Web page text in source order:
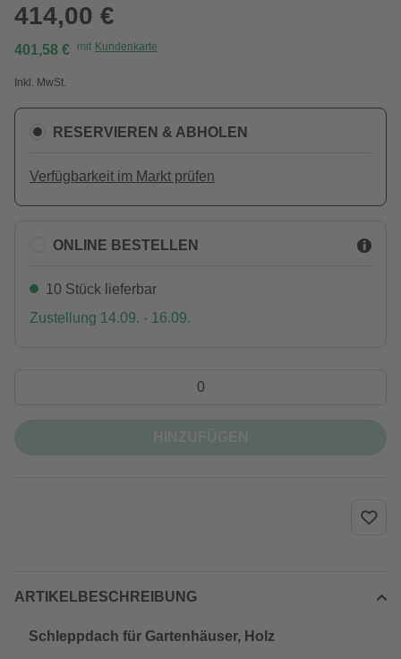
414,00 €
401,58 € mit Kundenkarte
Inkl. MwSt.
RESERVIEREN & ABHOLEN
Verfügbarkeit im Markt prüfen
ONLINE BESTELLEN
10 Stück lieferbar
Zustellung 14.09. - 16.09.
ARTIKELBESCHREIBUNG
Schleppdach für Gartenhäuser, Holz